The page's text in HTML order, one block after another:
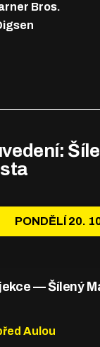
Bros.
PONDĚLÍ 20.
— Šílený
Aulou